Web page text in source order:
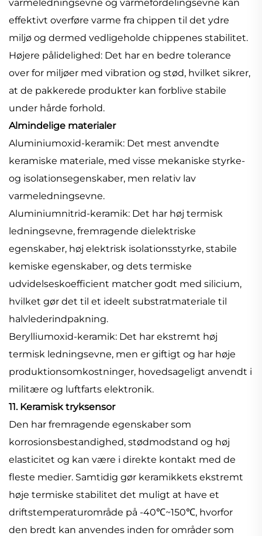
varmeledningsevne og varmefordelingsevne kan
effektivt overføre varme fra chippen til det ydre
miljø og dermed vedligeholde chippenes stabilitet.
Højere pålidelighed: Det har en bedre tolerance
over for miljøer med vibration og stød, hvilket sikrer,
at de pakkerede produkter kan forblive stabile
under hårde forhold.
Almindelige materialer
Aluminiumoxid-keramik: Det mest anvendte
keramiske materiale, med visse mekaniske styrke-
og isolationsegenskaber, men relativ lav
varmeledningsevne.
Aluminiumnitrid-keramik: Det har høj termisk
ledningsevne, fremragende dielektriske
egenskaber, høj elektrisk isolationsstyrke, stabile
kemiske egenskaber, og dets termiske
udvidelseskoefficient matcher godt med silicium,
hvilket gør det til et ideelt substratmateriale til
halvlederindpakning.
Berylliumoxid-keramik: Det har ekstremt høj
termisk ledningsevne, men er giftigt og har høje
produktionsomkostninger, hovedsageligt anvendt i
militære og luftfarts elektronik.
11. Keramisk tryksensor
Den har fremragende egenskaber som
korrosionsbestandighed, stødmodstand og høj
elasticitet og kan være i direkte kontakt med de
fleste medier. Samtidig gør keramikkets ekstremt
høje termiske stabilitet det muligt at have et
driftstemperaturområde på -40℃~150℃, hvorfor
den bredt kan anvendes inden for områder som